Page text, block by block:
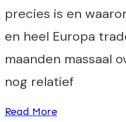
precies is en
en heel Europa
maanden massaal
nog relatief
Read More